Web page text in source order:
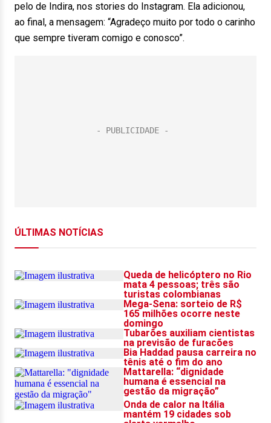
pelo de Indira, nos stories do Instagram. Ela adicionou,
ao final, a mensagem: “Agradeço muito por todo o carinho
que sempre tiveram comigo e conosco”.